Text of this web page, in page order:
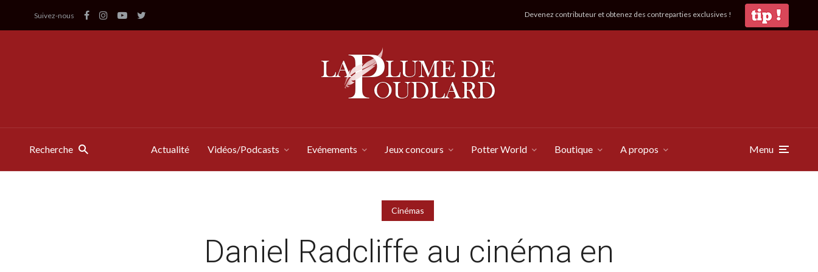
Suivez-nous Devenez contributeur et obtenez des contreparties exclusives !
Recherche Actualité Vidéos/Podcasts Evénements Jeux concours Potter World Boutique A propos Menu
Cinémas
Daniel Radcliffe au cinéma en